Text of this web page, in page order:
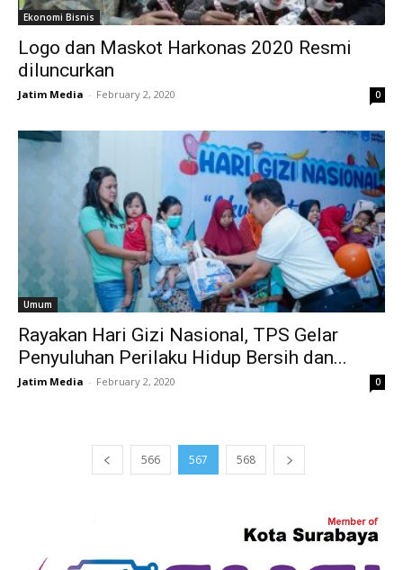
Ekonomi Bisnis
Logo dan Maskot Harkonas 2020 Resmi
diluncurkan
Jatim Media - February 2, 2020 0
Umum
Rayakan Hari Gizi Nasional, TPS Gelar
Penyuluhan Perilaku Hidup Bersih dan...
Jatim Media - February 2, 2020 0
566 567 568